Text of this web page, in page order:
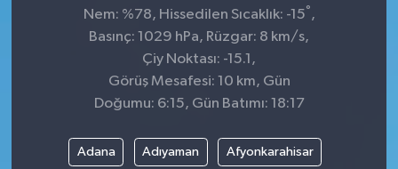
Nem: %78, Hissedilen Sıcaklık: -15°,
Basınç: 1029 hPa, Rüzgar: 8 km/s,
Çiy Noktası: -15.1,
Görüş Mesafesi: 10 km, Gün
Doğumu: 6:15, Gün Batımı: 18:17
Adana Adıyaman Afyonkarahisar